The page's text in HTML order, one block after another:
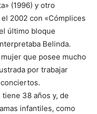
(1996) y otro
2002 con «Cómplices
último bloque
Belinda.
que posee mucho
por trabajar
38 años y, de
infantiles, como